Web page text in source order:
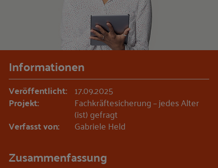
Informationen
Veröffentlicht: 17.09.2025
Projekt: Fachkräftesicherung – jedes Alter
(ist) gefragt
Verfasst von: Gabriele Held
Zusammenfassung